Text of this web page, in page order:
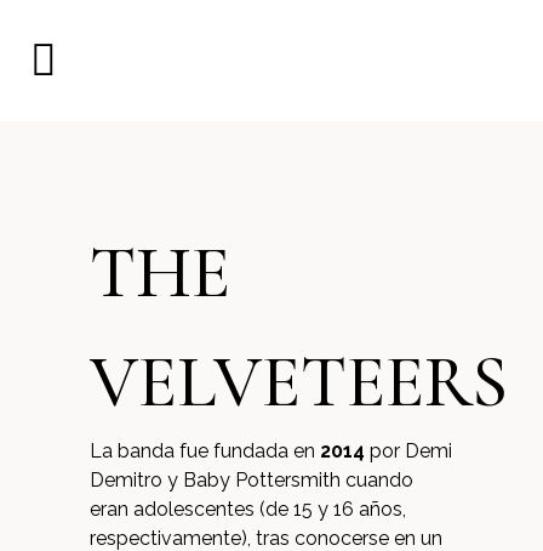
THE
VELVETEERS
La banda fue fundada en 2014 por Demi
Demitro y Baby Pottersmith cuando
eran adolescentes (de 15 y 16 años,
respectivamente), tras conocerse en un